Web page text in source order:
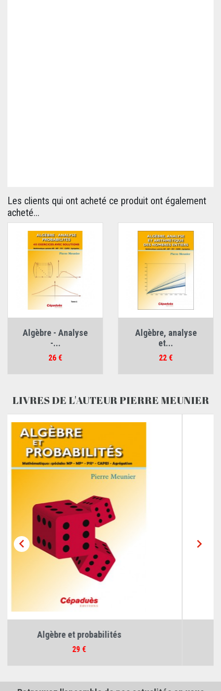
Les clients qui ont acheté ce produit ont également
acheté...
Algèbre - Analyse
-...
Prix
26 €
Algèbre, analyse
et...
Prix
22 €
LIVRES DE L'AUTEUR PIERRE MEUNIER

Cours d'algèbre et...
